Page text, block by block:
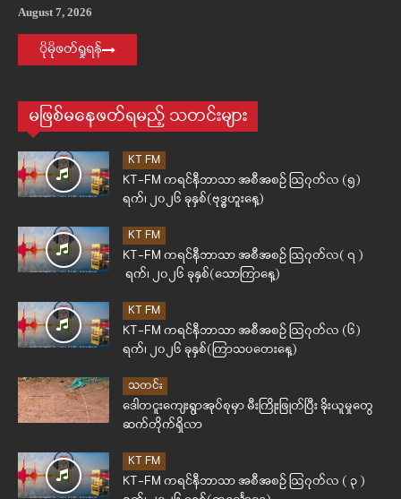
August 7, 2026
ပိုမိုဖတ်ရှုရန်
မဖြစ်မနေဖတ်ရမည့် သတင်းများ
KT FM
KT-FM ကရင်နီဘာသာ အစီအစဉ် ဩဂုတ်လ (၅)
ရက်၊ ၂၀၂၆ ခုနှစ်(ဗုဒ္ဓဟူးနေ့)
KT FM
KT-FM ကရင်နီဘာသာ အစီအစဉ် ဩဂုတ်လ( ၇ )
ရက်၊ ၂၀၂၆ ခုနှစ်(သောကြာနေ့)
KT FM
KT-FM ကရင်နီဘာသာ အစီအစဉ် ဩဂုတ်လ (၆)
ရက်၊ ၂၀၂၆ ခုနှစ်(ကြာသပတေးနေ့)
သတင်း
ဒေါတငူးကျေးရွာအုပ်စုမှာ မီးကြိုးဖြုတ်ပြီး ခိုးယူမှုတွေ
ဆက်တိုက်ရှိလာ
KT FM
KT-FM ကရင်နီဘာသာ အစီအစဉ် ဩဂုတ်လ ( ၃ )